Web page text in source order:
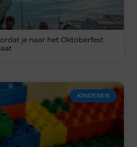
je naar het Oktoberfest
KINDEREN